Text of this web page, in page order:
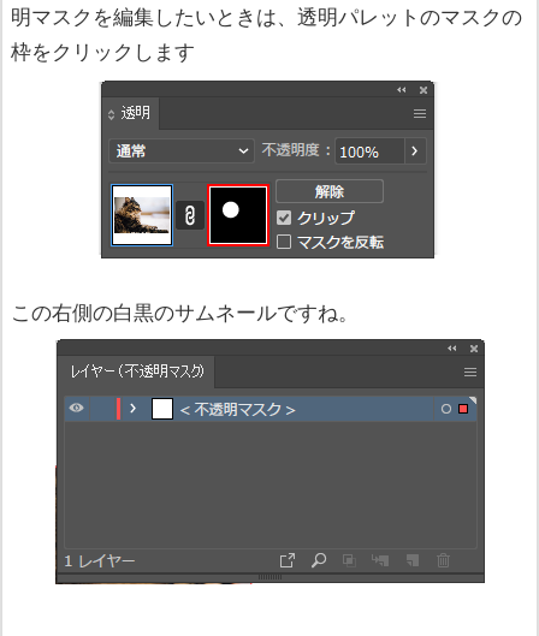
明マスクを編集したいときは、透明パレットのマスクの
枠をクリックします
この右側の白黒のサムネールですね。